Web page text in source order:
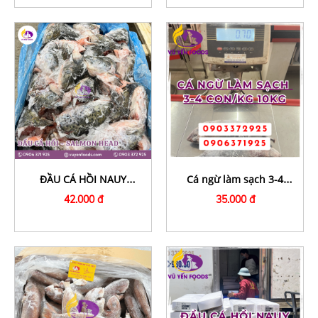
ĐẦU CÁ HỒI NAUY
SALMON HEAD 400GR
42.000 đ
Cá ngừ làm sạch 3-4
con/kg 10kg
35.000 đ